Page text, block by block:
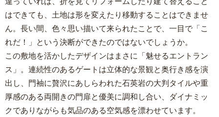
はできても、土地は形を変えたり移動することはできませ
ん。長い間、色々思い描いて来られたことで、一目で「こ
れだ！」という決断ができたのではないでしょうか。
この敷地を活かしたデザインはまさに「魅せるエントラン
ス」。連続性のあるゲートは立体的な景観と奥行き感を演
出し、門袖に贅沢にあしらわれた石英岩の大判タイルや重
厚感のある両開きの門扉と優美に調和し合い、ダイナミッ
クでありながらも気品のある空気感を漂わせています。